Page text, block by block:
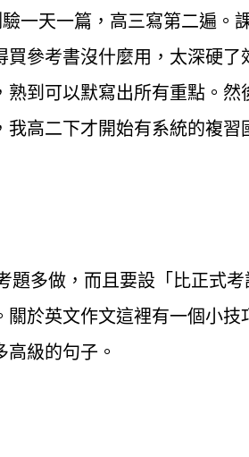
一天一篇，高三寫第二遍。
參考書沒什麼用，太深硬
到可以默寫出所有重點。
高二下才開始有系統的複
多做，而且要設「比正式
於英文作文這裡有一個小
級的句子。